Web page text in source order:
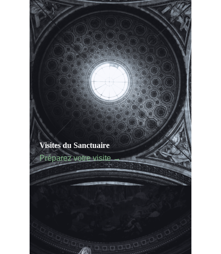
Visites du Sanctuaire
Préparez votre visite →